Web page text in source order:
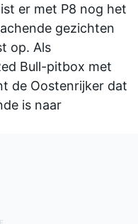
er met P8 nog het
gezichten
op. Als
Bull-pitbox met
de Oostenrijker dat
is naar